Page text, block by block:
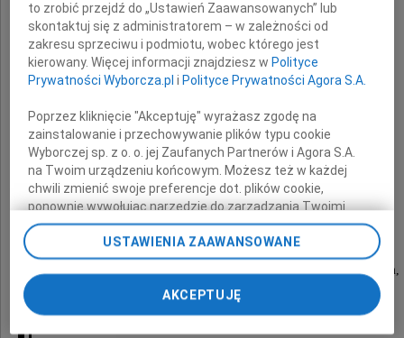
Dorota Bardan
urodzona 8 grudnia 1964 roku w Radomiu.
Zawsze energiczna i pełna życia,
taka na zawsze pozostanie w naszej pamięci.
Uroczystości pogrzebowe rozpoczną się
w sobotę 1 lipca 2023 roku o godzinie 10:00
na Cmentarzu Parafialnym w Zalesiu Górnym,
przy ul. Południowej 6
to zrobić przejdź do „Ustawień Zaawansowanych” lub
skontaktuj się z administratorem – w zależności od
zakresu sprzeciwu i podmiotu, wobec którego jest
kierowany. Więcej informacji znajdziesz w Polityce
Prywatności Wyborcza.pl i Polityce Prywatności Agora S.A.
Poprzez kliknięcie "Akceptuję" wyrażasz zgodę na
zainstalowanie i przechowywanie plików typu cookie
Wyborczej sp. z o. o. jej Zaufanych Partnerów i Agora S.A.
na Twoim urządzeniu końcowym. Możesz też w każdej
chwili zmienić swoje preferencje dot. plików cookie,
ponownie wywołując narzędzie do zarządzania Twoimi
preferencjami dot. przetwarzania danych poprzez
odnośnik „Ustawienia prywatności” w stopce serwisu i
przechodząc do sekcji „Ustawienia zaawansowane”.
Zmiana ustawień plików cookie możliwa jest także za
pomocą ustawień przeglądarki.
My, nasi Zaufani Partnerzy i Agora S.A. możemy
USTAWIENIA ZAAWANSOWANE
AKCEPTUJĘ